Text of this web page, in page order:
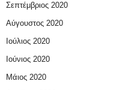
Σεπτέμβριος 2020
Αύγουστος 2020
Ιούλιος 2020
Ιούνιος 2020
Μάιος 2020